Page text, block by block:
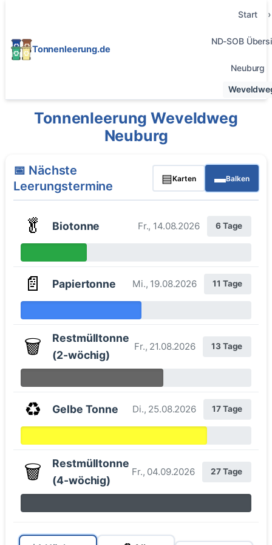
Tonnenleerung.de
Start
ND-SOB
Neuburg
Tonnenleerung Weveldweg
Neuburg
📅 Nächste
Leerungstermine
▤Karten ▬Balken
🥬 Biotonne Fr., 14.08.2026 6 Tage
📄 Papiertonne Mi., 19.08.2026 11 Tage
🗑️
Restmülltonne
(2-wöchig)
Fr., 21.08.2026 13 Tage
♻️ Gelbe Tonne Di., 25.08.2026 17 Tage
🗑️
Restmülltonne
(4-wöchig)
Fr., 04.09.2026 27 Tage